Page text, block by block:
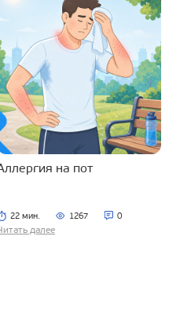
на пот
22 мин. 1267 0
далее